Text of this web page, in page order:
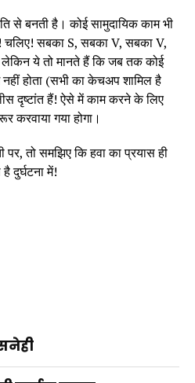
से बनती है। कोई सामुदायिक काम भी
चलिए! सबका S, सबका V, सबका V,
ये तो मानते हैं कि जब तक कोई
होता (सभी का केचअप शामिल है
दृष्टांत हैं! ऐसे में काम करने के लिए
करवाया गया होगा।
तो समझिए कि हवा का प्रयास ही
दुर्घटना में!